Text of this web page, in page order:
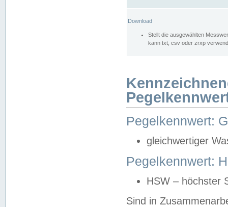
Download
Stellt die ausgewählten
kann txt, csv oder zrxp
Pegelkennwert:
gleichwertiger
Pegelkennwert:
HSW – höchster
Sind in